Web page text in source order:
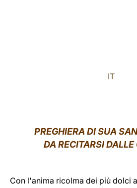
IT
PREGHIERA DI SUA
DA RECITARSI
Con l'anima ricolma dei più dolci